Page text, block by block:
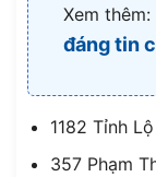
Xem thêm:
đáng tin
1182 Tỉnh
357 Phạm